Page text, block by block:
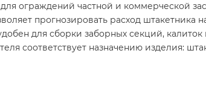
ограждений частной и коммерческой
прогнозировать расход
для сборки заборных секций,
соответствует назначению изделия: